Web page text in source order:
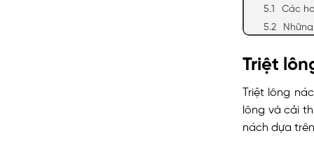
Các
Triệt
Triệt lông
lông và cải
nách dựa